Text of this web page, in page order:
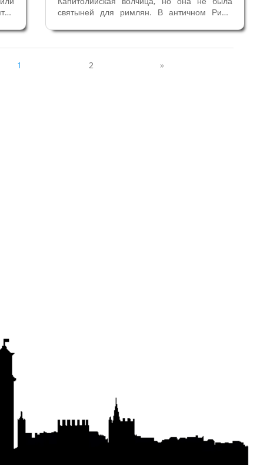
святыней для римлян. В античном Риме
‘pignora imperii’, что значит «гаранты
империи». Реликвии для римлян —
империи - её...
1 2 »